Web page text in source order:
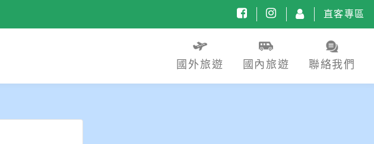
直客專區
國外旅遊 國內旅遊 聯絡我們